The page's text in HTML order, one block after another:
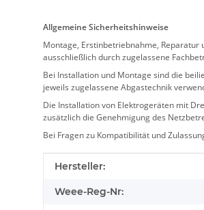
Allgemeine Sicherheitshinweise
Montage, Erstinbetriebnahme,
ausschließlich durch zugelassene
Bei Installation und Montage sind die
jeweils zugelassene Abgastechnik
Die Installation von Elektrogeräten mit
zusätzlich die Genehmigung des
Bei Fragen zu Kompatibilität und
Produkteigenschaft
Wert
Hersteller:
Weee-Reg-Nr: